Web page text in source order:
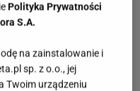
Polityka Prywatności
S.A.
na zainstalowanie i
sp. z o.o., jej
Twoim urządzeniu